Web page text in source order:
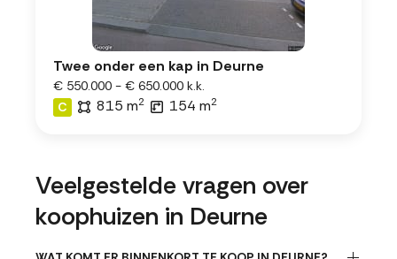
Twee onder een kap in Deurne
€ 550.000 - € 650.000 k.k.
C
815 m2 154 m2
Veelgestelde vragen over
koophuizen in Deurne